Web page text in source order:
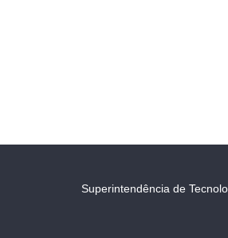
Superintendência de